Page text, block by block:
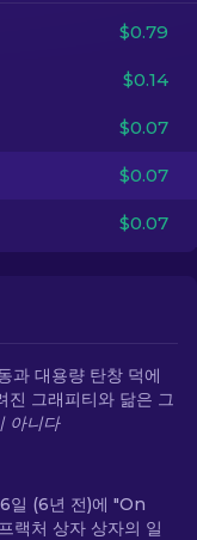
$0.79
$0.14
$0.07
$0.07
$0.07
과 대용량 탄창 덕에
진 그래피티와 닮은 그
아니다
일 (6년 전)에 "On
랙처 상자 상자의 일